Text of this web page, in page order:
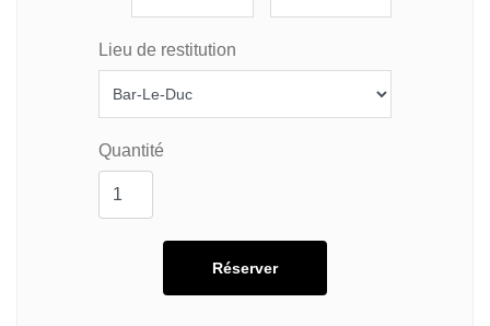
Lieu de restitution
Quantité